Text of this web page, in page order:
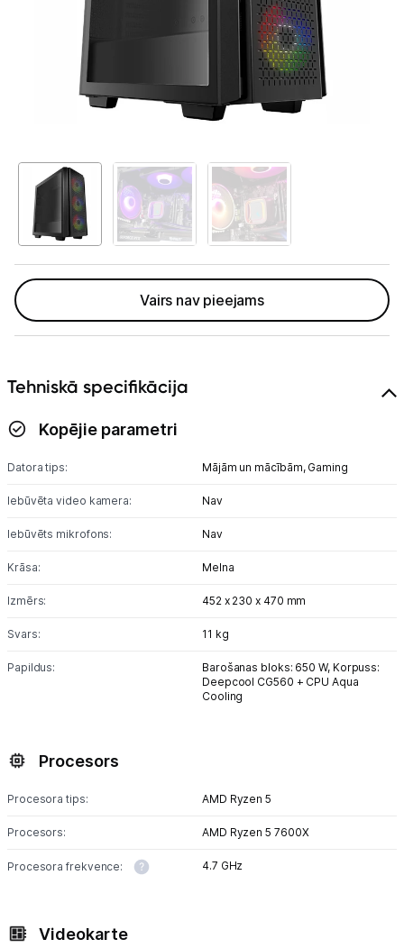
GAMING pasaule >
Portatīvie datori un piederumi
Audio
Stacionārie datori un piederumi
Stacionārie datori
Monitori
Peles
Klaviatūras
Web kameras
Monitoru stiprinājumi
Projektori un ekrāni
Viedierīces
Sadzīves tehnika
Ražotāju atjaunota tehnika
Vairs nav pieejams
Tehniskā specifikācija
Kopējie parametri
Datora tips: Mājām un mācībām, Gaming
Iebūvēta video kamera: Nav
Iebūvēts mikrofons: Nav
Krāsa: Melna
Izmērs: 452 x 230 x 470 mm
Svars: 11 kg
Papildus:
Barošanas bloks: 650 W, Korpuss:
Deepcool CG560 + CPU Aqua
Cooling
Procesors
Procesora tips: AMD Ryzen 5
Procesors: AMD Ryzen 5 7600X
Procesora frekvence: 4.7 GHz
Videokarte